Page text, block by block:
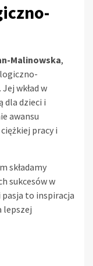
Malinowska,
wkład w
dla dzieci i
awansu
pracy i
składamy
sukcesów w
pasja to inspiracja
lepszej